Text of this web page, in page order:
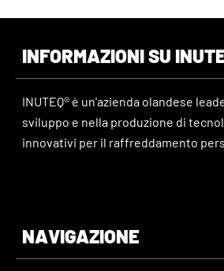
INFORMAZIONI SU
INUTEQ® è un'azienda olandese
sviluppo e nella produzione di
innovativi per il raffreddamento
NAVIGAZIONE